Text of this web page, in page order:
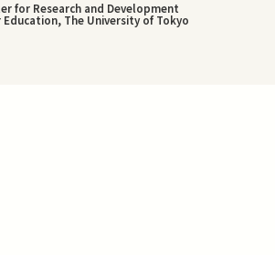
for Research and Development
Education, The University of Tokyo